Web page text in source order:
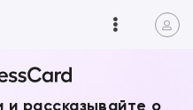
и рассказывайте о